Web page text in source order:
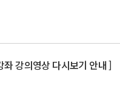
강의영상 다시보기 안내 ]